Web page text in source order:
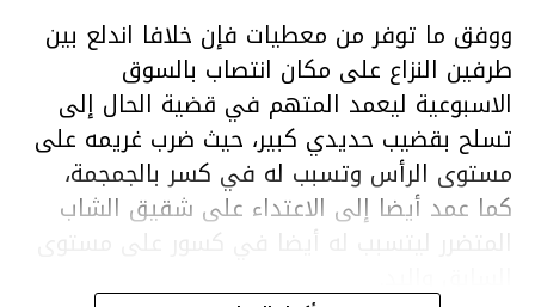
ووفق ما توفر من معطيات فإن خلافا اندلع بين
طرفين النزاع على مكان انتصاب بالسوق
الاسبوعية ليعمد المتهم في قضية الحال إلى
تسلح بقضيب حديدي كبير، حيث ضرب غريمه على
مستوى الرأس وتسبب له في كسر بالجمجمة،
كما عمد أيضا إلى الاعتداء على شقيق الشاب
المتضرر ليتسبب له أيضا في كسور على مستوى